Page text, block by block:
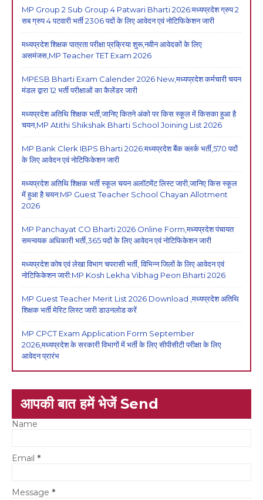
MP Group 2 Sub Group 4 Patwari Bharti 2026:मध्यप्रदेश ग्रुप 2
सब ग्रुप 4 पटवारी भर्ती 2306 पदों के लिए आवेदन एवं नोटिफिकेशन जारी
मध्यप्रदेश शिक्षक पात्रता परीक्षा प्रक्रिया शुरू,नवीन आवेदकों के लिए
असमंजस,MP Teacher TET Exam 2026
MPESB Bharti Exam Calender 2026 New,मध्यप्रदेश कर्मचारी चयन
मंडल द्वारा 12 भर्ती परीक्षाओं का कैलेंडर जारी
मध्यप्रदेश अतिथि शिक्षक भर्ती,जानिए कितने अंको पर किस स्कूल में किसका हुआ है
चयन,MP Atithi Shikshak Bharti School Joining List 2026
MP Bank Clerk IBPS Bharti 2026:मध्यप्रदेश बैंक क्लर्क भर्ती,570 पदों
के लिए आवेदन एवं नोटिफिकेशन जारी
मध्यप्रदेश अतिथि शिक्षक भर्ती स्कूल चयन अलॉटमेंट लिस्ट जारी,जानिए किस स्कूल
में हुआ है चयन:MP Guest Teacher School Chayan Allotment
2026
MP Panchayat CO Bharti 2026 Online Form,मध्यप्रदेश पंचायत
समन्वयक अधिकारी भर्ती,365 पदों के लिए आवेदन एवं नोटिफिकेशन जारी
मध्यप्रदेश कोष एवं लेखा विभाग चपरासी भर्ती, विभिन्न जिलों के लिए आवेदन एवं
नोटिफिकेशन जारी:MP Kosh Lekha Vibhag Peon Bharti 2026
MP Guest Teacher Merit List 2026 Download ,मध्यप्रदेश अतिथि
शिक्षक भर्ती मेरिट लिस्ट जारी डाउनलोड करें
MP CPCT Exam Application Form September
2026,मध्यप्रदेश के सरकारी विभागों में भर्ती के लिए सीपीसीटी परीक्षा के लिए
आवेदन प्रारंभ
आपकी बात हमें भेजें Send
Name
Email *
Message *